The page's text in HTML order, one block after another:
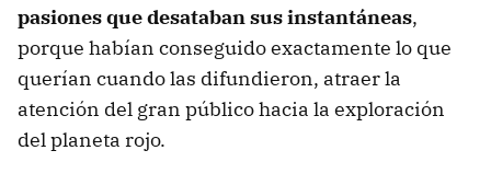
pasiones que desataban sus instantáneas,
porque habían conseguido exactamente lo que
querían cuando las difundieron, atraer la
atención del gran público hacia la exploración
del planeta rojo.